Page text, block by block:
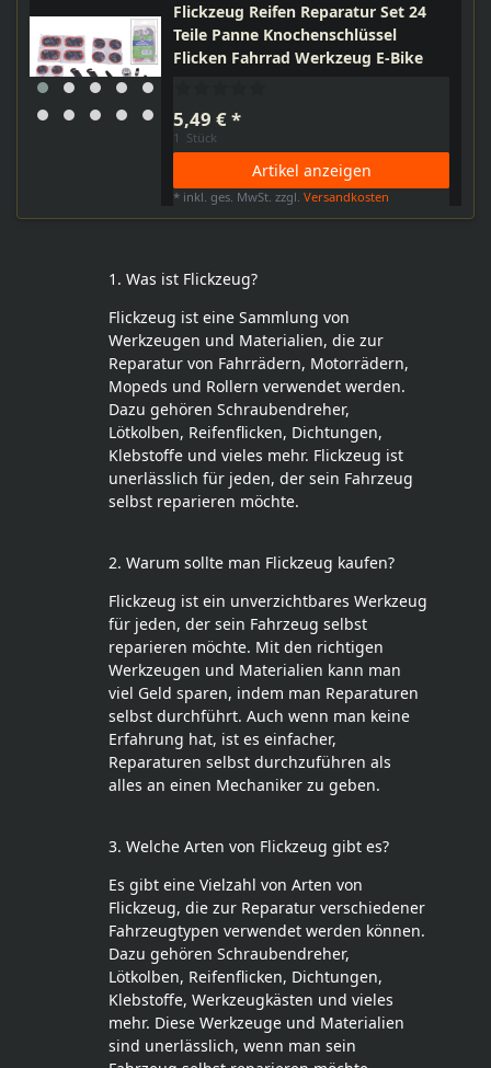
Flickzeug Reifen Reparatur Set 24
Teile Panne Knochenschlüssel
Flicken Fahrrad Werkzeug E-Bike
5,49 € *
1 Stück
Artikel anzeigen
* inkl. ges. MwSt. zzgl.Versandkosten
1. Was ist Flickzeug?
Flickzeug ist eine Sammlung von
Werkzeugen und Materialien, die zur
Reparatur von Fahrrädern, Motorrädern,
Mopeds und Rollern verwendet werden.
Dazu gehören Schraubendreher,
Lötkolben, Reifenflicken, Dichtungen,
Klebstoffe und vieles mehr. Flickzeug ist
unerlässlich für jeden, der sein Fahrzeug
selbst reparieren möchte.
2. Warum sollte man Flickzeug kaufen?
Flickzeug ist ein unverzichtbares Werkzeug
für jeden, der sein Fahrzeug selbst
reparieren möchte. Mit den richtigen
Werkzeugen und Materialien kann man
viel Geld sparen, indem man Reparaturen
selbst durchführt. Auch wenn man keine
Erfahrung hat, ist es einfacher,
Reparaturen selbst durchzuführen als
alles an einen Mechaniker zu geben.
3. Welche Arten von Flickzeug gibt es?
Es gibt eine Vielzahl von Arten von
Flickzeug, die zur Reparatur verschiedener
Fahrzeugtypen verwendet werden können.
Dazu gehören Schraubendreher,
Lötkolben, Reifenflicken, Dichtungen,
Klebstoffe, Werkzeugkästen und vieles
mehr. Diese Werkzeuge und Materialien
sind unerlässlich, wenn man sein